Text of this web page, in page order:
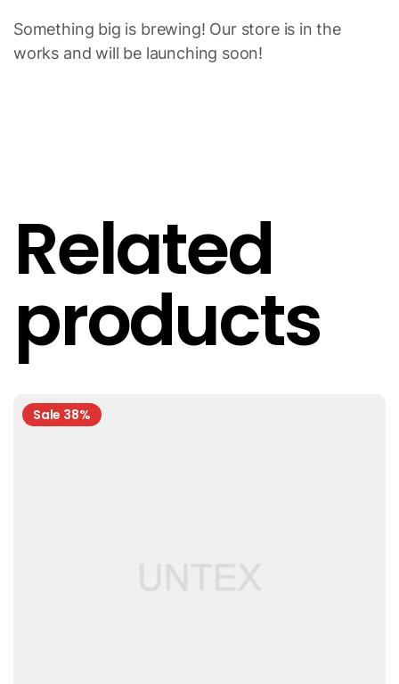
Something big is brewing! Our store is in the
works and will be launching soon!
Related
products
Sale 38%